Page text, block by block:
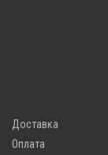
Доставка
Оплата